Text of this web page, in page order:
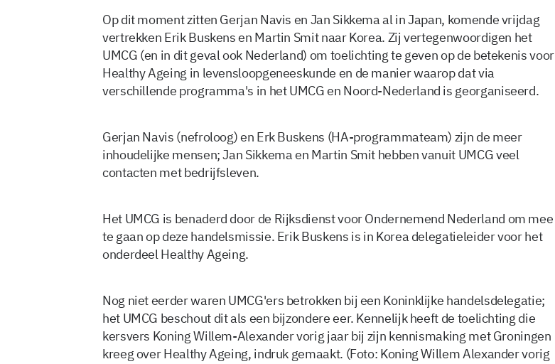
Op dit moment zitten Gerjan Navis en Jan Sikkema al in Japan, komende vrijdag
vertrekken Erik Buskens en Martin Smit naar Korea. Zij vertegenwoordigen het
UMCG (en in dit geval ook Nederland) om toelichting te geven op de betekenis voor
Healthy Ageing in levensloopgeneeskunde en de manier waarop dat via
verschillende programma's in het UMCG en Noord-Nederland is georganiseerd.
Gerjan Navis (nefroloog) en Erk Buskens (HA-programmateam) zijn de meer
inhoudelijke mensen; Jan Sikkema en Martin Smit hebben vanuit UMCG veel
contacten met bedrijfsleven.
Het UMCG is benaderd door de Rijksdienst voor Ondernemend Nederland om mee
te gaan op deze handelsmissie. Erik Buskens is in Korea delegatieleider voor het
onderdeel Healthy Ageing.
Nog niet eerder waren UMCG'ers betrokken bij een Koninklijke handelsdelegatie;
het UMCG beschout dit als een bijzondere eer. Kennelijk heeft de toelichting die
kersvers Koning Willem-Alexander vorig jaar bij zijn kennismaking met Groningen
kreeg over Healthy Ageing, indruk gemaakt. (Foto: Koning Willem Alexander vorig